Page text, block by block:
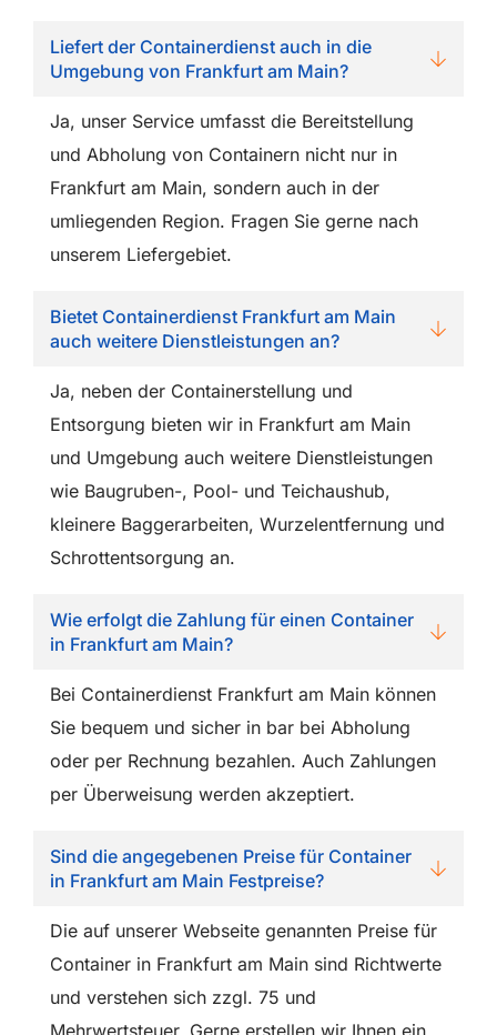
Liefert der Containerdienst auch in die
Umgebung von Frankfurt am Main?
Ja, unser Service umfasst die Bereitstellung
und Abholung von Containern nicht nur in
Frankfurt am Main, sondern auch in der
umliegenden Region. Fragen Sie gerne nach
unserem Liefergebiet.
Bietet Containerdienst Frankfurt am Main
auch weitere Dienstleistungen an?
Ja, neben der Containerstellung und
Entsorgung bieten wir in Frankfurt am Main
und Umgebung auch weitere Dienstleistungen
wie Baugruben-, Pool- und Teichaushub,
kleinere Baggerarbeiten, Wurzelentfernung und
Schrottentsorgung an.
Wie erfolgt die Zahlung für einen Container
in Frankfurt am Main?
Bei Containerdienst Frankfurt am Main können
Sie bequem und sicher in bar bei Abholung
oder per Rechnung bezahlen. Auch Zahlungen
per Überweisung werden akzeptiert.
Sind die angegebenen Preise für Container
in Frankfurt am Main Festpreise?
Die auf unserer Webseite genannten Preise für
Container in Frankfurt am Main sind Richtwerte
und verstehen sich zzgl. 75 und